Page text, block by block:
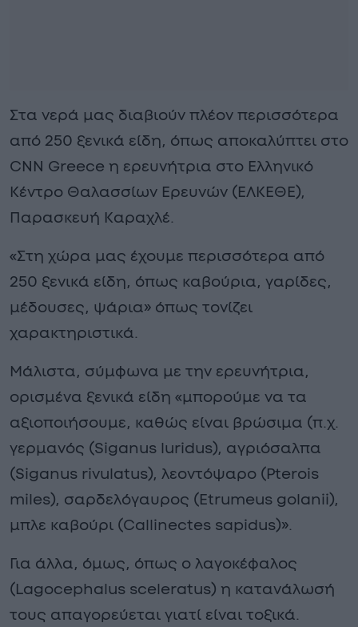
Στα νερά μας διαβιούν πλέον περισσότερα
από 250 ξενικά είδη, όπως αποκαλύπτει στο
CNN Greece η ερευνήτρια στο Ελληνικό
Κέντρο Θαλασσίων Ερευνών (ΕΛΚΕΘΕ),
Παρασκευή Καραχλέ.
«Στη χώρα μας έχουμε περισσότερα από
250 ξενικά είδη, όπως καβούρια, γαρίδες,
μέδουσες, ψάρια» όπως τονίζει
χαρακτηριστικά.
Μάλιστα, σύμφωνα με την ερευνήτρια,
ορισμένα ξενικά είδη «μπορούμε να τα
αξιοποιήσουμε, καθώς είναι βρώσιμα (π.χ.
γερμανός (Siganus luridus), αγριόσαλπα
(Siganus rivulatus), λεοντόψαρο (Pterois
miles), σαρδελόγαυρος (Etrumeus golanii),
μπλε καβούρι (Callinectes sapidus)».
Για άλλα, όμως, όπως ο λαγοκέφαλος
(Lagocephalus sceleratus) η κατανάλωσή
τους απαγορεύεται γιατί είναι τοξικά.